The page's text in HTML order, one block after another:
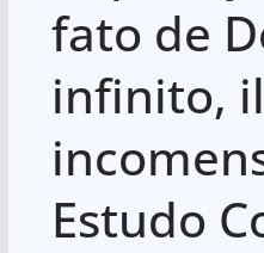
p
p
o
o
k
fato de
infinito,
Estudo